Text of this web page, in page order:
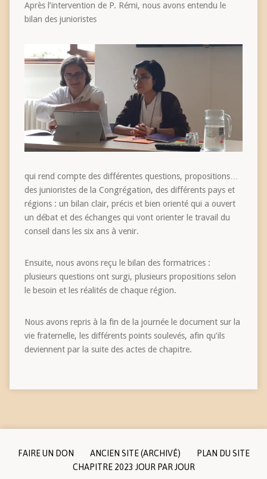
Après l’intervention de P. Rémi, nous avons entendu le
bilan des junioristes
qui rend compte des différentes questions, propositions…
des junioristes de la Congrégation, des différents pays et
régions : un bilan clair, précis et bien orienté qui a ouvert
un débat et des échanges qui vont orienter le travail du
conseil dans les six ans à venir.
Ensuite, nous avons reçu le bilan des formatrices :
plusieurs questions ont surgi, plusieurs propositions selon
le besoin et les réalités de chaque région.
Nous avons repris à la fin de la journée le document sur la
vie fraternelle, les différents points soulevés, afin qu’ils
deviennent par la suite des actes de chapitre.
FAIRE UN DON ANCIEN SITE (ARCHIVÉ)
PLAN DU SITE
CHAPITRE 2023 JOUR PAR JOUR